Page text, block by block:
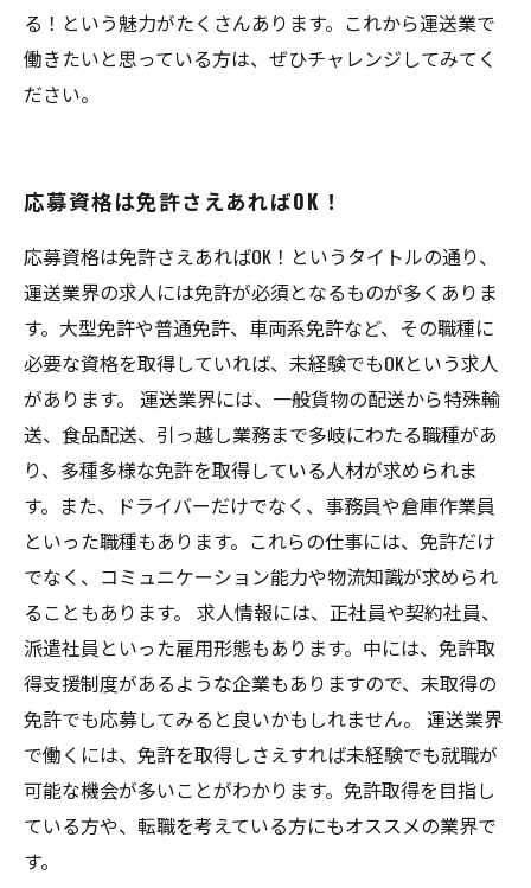
る！という魅力がたくさんあります。これから運送業で
働きたいと思っている方は、ぜひチャレンジしてみてく
ださい。
応募資格は免許さえあればOK！
応募資格は免許さえあればOK！というタイトルの通り、
運送業界の求人には免許が必須となるものが多くありま
す。大型免許や普通免許、車両系免許など、その職種に
必要な資格を取得していれば、未経験でもOKという求人
があります。 運送業界には、一般貨物の配送から特殊輸
送、食品配送、引っ越し業務まで多岐にわたる職種があ
り、多種多様な免許を取得している人材が求められま
す。また、ドライバーだけでなく、事務員や倉庫作業員
といった職種もあります。これらの仕事には、免許だけ
でなく、コミュニケーション能力や物流知識が求められ
ることもあります。 求人情報には、正社員や契約社員、
派遣社員といった雇用形態もあります。中には、免許取
得支援制度があるような企業もありますので、未取得の
免許でも応募してみると良いかもしれません。 運送業界
で働くには、免許を取得しさえすれば未経験でも就職が
可能な機会が多いことがわかります。免許取得を目指し
ている方や、転職を考えている方にもオススメの業界で
す。